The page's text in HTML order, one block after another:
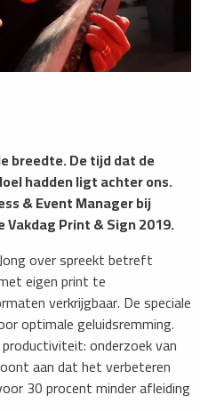
breedte. De tijd dat de
hadden ligt achter ons.
& Event Manager bij
Vakdag Print & Sign 2019.
over spreekt betreft
eigen print te
verkrijgbaar. De speciale
optimale geluidsremming.
onderzoek van
aan dat het verbeteren
30 procent minder afleiding